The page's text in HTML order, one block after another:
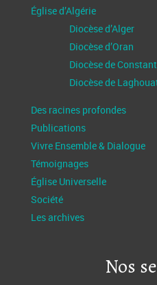
Église d’Algérie
Diocèse d’Alger
Diocèse d’Oran
Diocèse de
Diocèse de
Des racines profondes
Publications
Vivre Ensemble & Dialogue
Témoignages
Église Universelle
Société
Les archives
Nos